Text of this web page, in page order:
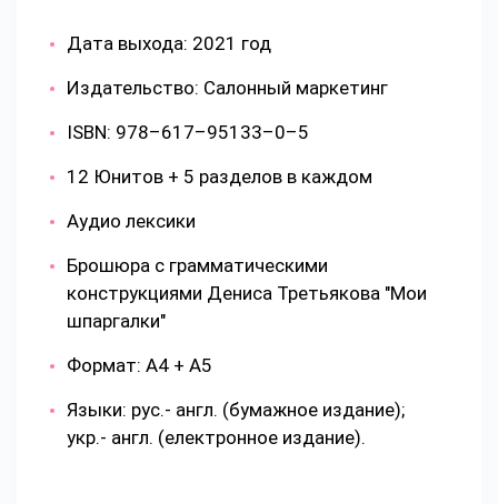
Дата выхода: 2021 год
Издательство: Салонный маркетинг
ISBN: 978–617–95133–0–5
12 Юнитов + 5 разделов в каждом
Аудио лексики
Брошюра с грамматическими
конструкциями Дениса Третьякова "Мои
шпаргалки"
Формат: А4 + А5
Языки: рус.- англ. (бумажное издание);
укр.- англ. (електронное издание).